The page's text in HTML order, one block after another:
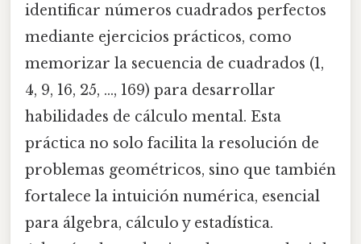
identificar números cuadrados perfectos
mediante ejercicios prácticos, como
memorizar la secuencia de cuadrados (1,
4, 9, 16, 25, ..., 169) para desarrollar
habilidades de cálculo mental. Esta
práctica no solo facilita la resolución de
problemas geométricos, sino que también
fortalece la intuición numérica, esencial
para álgebra, cálculo y estadística.